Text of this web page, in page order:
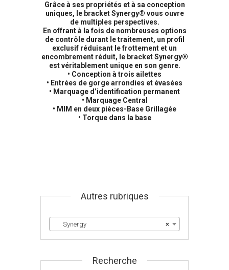
Grâce à ses propriétés et à sa conception
uniques, le bracket Synergy® vous ouvre
de multiples perspectives.
En offrant à la fois de nombreuses options
de contrôle durant le traitement, un profil
exclusif réduisant le frottement et un
encombrement réduit, le bracket Synergy®
est véritablement unique en son genre.
• Conception à trois ailettes
• Entrées de gorge arrondies et évasées
• Marquage d’identification permanent
• Marquage Central
• MIM en deux pièces-Base Grillagée
• Torque dans la base
Autres rubriques
×
Synergy
Recherche